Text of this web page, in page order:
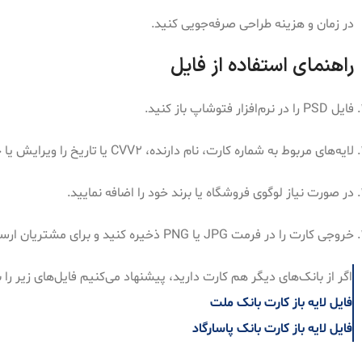
در زمان و هزینه طراحی صرفه‌جویی کنید.
راهنمای استفاده از فایل
فایل PSD را در نرم‌افزار فتوشاپ باز کنید.
لایه‌های مربوط به شماره کارت، نام دارنده، CVV2 یا تاریخ را ویرایش یا حذف کنید.
در صورت نیاز لوگوی فروشگاه یا برند خود را اضافه نمایید.
خروجی کارت را در فرمت JPG یا PNG ذخیره کنید و برای مشتریان ارسال نمایید.
اگر از بانک‌های دیگر هم کارت دارید، پیشنهاد می‌کنیم فایل‌های زیر را
فایل لایه باز کارت بانک ملت
فایل لایه باز کارت بانک پاسارگاد